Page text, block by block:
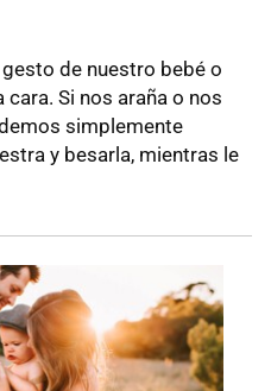
de nuestro bebé o
Si nos araña o nos
simplemente
y besarla, mientras le